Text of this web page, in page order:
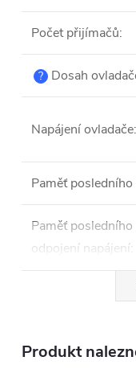
Počet přijímačů:
? Dosah
Napájení ovladače:
Paměť
Paměť
odpojení napájení:
Produkt